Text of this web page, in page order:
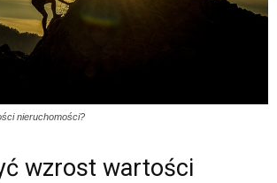
nieruchomości?
wzrost wartości